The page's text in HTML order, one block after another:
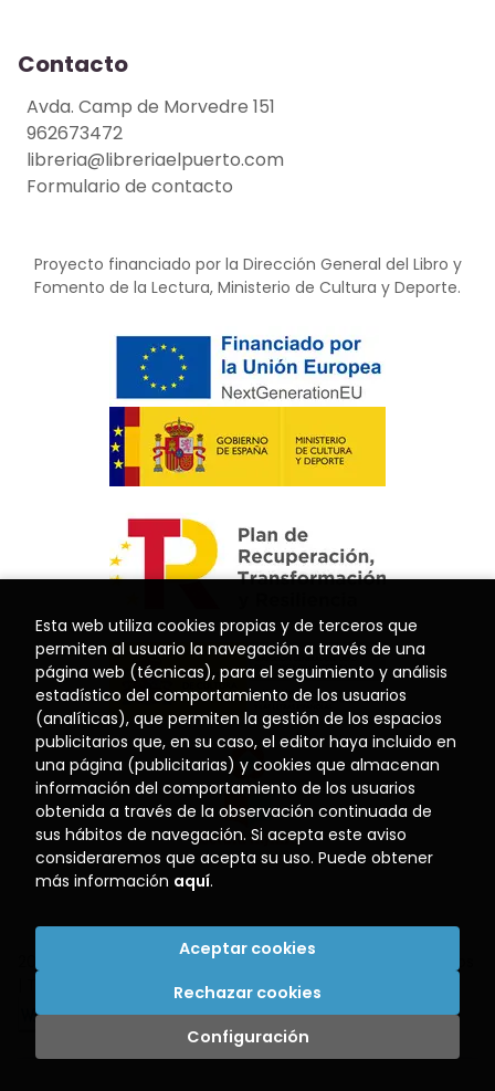
Contacto
Avda. Camp de Morvedre 151
962673472
libreria@libreriaelpuerto.com
Formulario de contacto
Proyecto financiado por la Dirección General del Libro y
Fomento de la Lectura, Ministerio de Cultura y Deporte.
Librería El Puerto . Todos los Derechos Reservados
Esta web utiliza cookies propias y de terceros que
permiten al usuario la navegación a través de una
página web (técnicas), para el seguimiento y análisis
estadístico del comportamiento de los usuarios
(analíticas), que permiten la gestión de los espacios
publicitarios que, en su caso, el editor haya incluido en
una página (publicitarias) y cookies que almacenan
información del comportamiento de los usuarios
obtenida a través de la observación continuada de
sus hábitos de navegación. Si acepta este aviso
consideraremos que acepta su uso. Puede obtener
más información aquí.
Configuración
Rechazar cookies
Aceptar cookies